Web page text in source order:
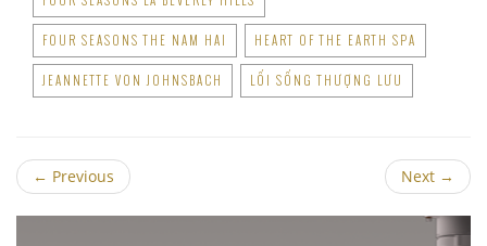
FOUR SEASONS THE NAM HAI HEART OF THE EARTH SPA
JEANNETTE VON JOHNSBACH LỐI SỐNG THƯỢNG LƯU
← Previous Next →